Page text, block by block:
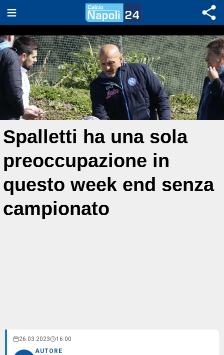
Spalletti ha una sola
preoccupazione in
questo week end senza
campionato
26.03.2023 16:00
AUTORE